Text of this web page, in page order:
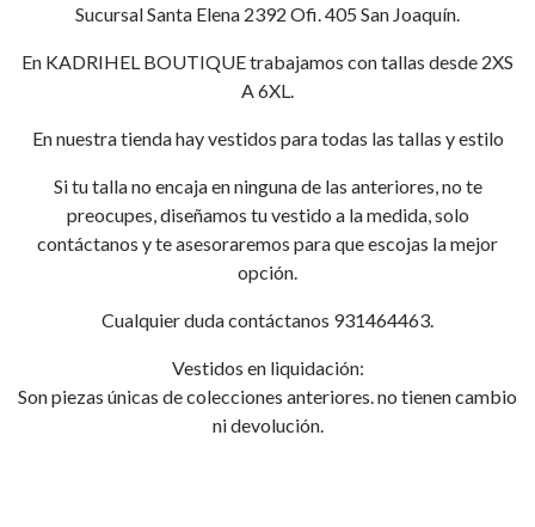
Sucursal Santa Elena 2392 Ofi. 405 San Joaquín.
En KADRIHEL BOUTIQUE trabajamos con tallas desde 2XS
A 6XL.
En nuestra tienda hay vestidos para todas las tallas y estilo
Si tu talla no encaja en ninguna de las anteriores, no te
preocupes, diseñamos tu vestido a la medida, solo
contáctanos y te asesoraremos para que escojas la mejor
opción.
Cualquier duda contáctanos 931464463.
Vestidos en liquidación:
Son piezas únicas de colecciones anteriores. no tienen cambio
ni devolución.